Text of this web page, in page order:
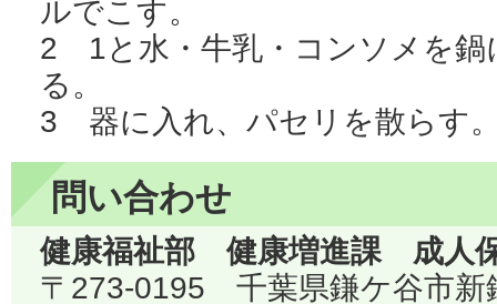
ルでこす。
2 1と水・牛乳・コンソメを鍋
る。
3 器に入れ、パセリを散らす
問い合わせ
健康福祉部 健康増進課 成人
〒273-0195 千葉県鎌ケ谷市